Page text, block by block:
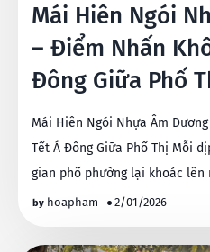
Mái Hiên Ngói
– Điểm Nhấn
Đông Giữa Phố
Mái Hiên Ngói Nhựa Âm
Tết Á Đông Giữa Phố Thị Mỗi
gian phố phường lại khoác
hoapham 2/01/2026